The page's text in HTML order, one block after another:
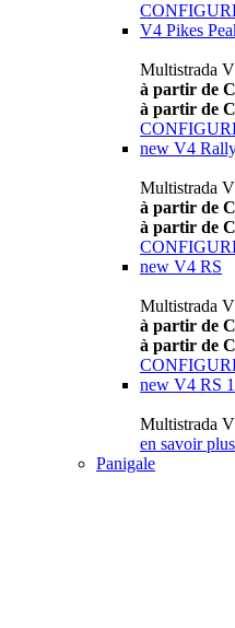
V4 Pikes
Multistrada
à partir de
à partir de
new V4
Multistrada
à partir de
à partir de
new V4 RS
Multistrada
à partir de
à partir de
new V4 RS
Multistrada
en savoir plus
Panigale